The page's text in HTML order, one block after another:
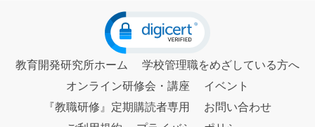
教育開発研究所ホーム
学校管理職をめざしている方へ
オンライン研修会・講座
イベント
『教職研修』定期購読者専用
お問い合わせ